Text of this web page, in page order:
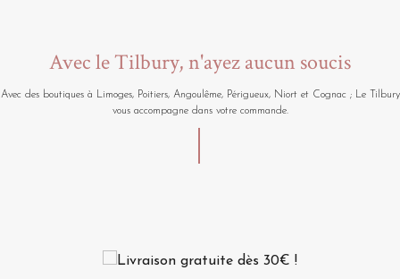
Avec le Tilbury, n'ayez aucun soucis
Avec des boutiques à Limoges, Poitiers, Angoulême, Périgueux, Niort et Cognac ; Le Tilbury
vous accompagne dans votre commande.